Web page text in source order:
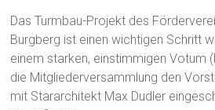
Das Turmbau-Projekt des
Burgberg ist einen wichtigen Schritt
einem starken, einstimmigen Votum
die Mitgliederversammlung den
mit Stararchitekt Max Dudler